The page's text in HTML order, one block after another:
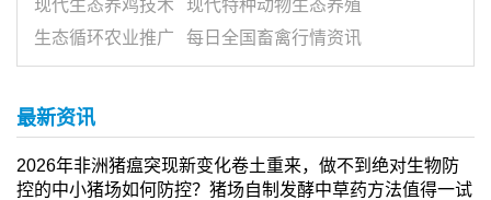
现代生态养鸡技术
现代特种动物生态养殖
生态循环农业推广
每日全国畜禽行情资讯
最新资讯
2026年非洲猪瘟突现新变化卷土重来，做不到绝对生物防
控的中小猪场如何防控？猪场自制发酵中草药方法值得一试